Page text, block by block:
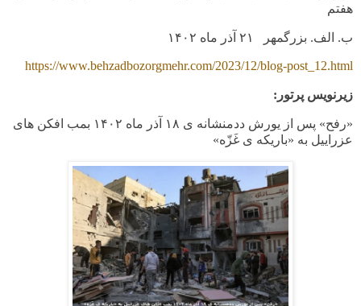
هفتم
ب. الف. بزرگمهر ۲۱ آذر ماه ۱۴۰۲
https://www.behzadbozorgmehr.com/2023/12/blog-post_12.html
زیرنویس پرتور:
«رفح» پس از یورش ددمنشانه ی ۱۸ آذر ماه ۱۴۰۲ بمب افکن های
عزراییل به «باریکه ی غَزّه»